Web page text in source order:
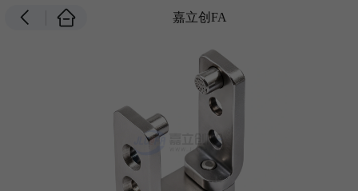
嘉立创FA